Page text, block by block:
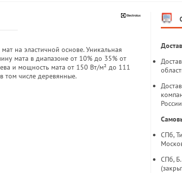
на эластичной основе. Уникальная
мата в диапазоне от 10% до 35% от
и мощность мата от 150 Вт/м² до 111
том числе деревянные.
России
СПб,
СПб,